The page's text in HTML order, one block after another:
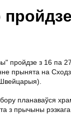
пройдзе з 16 па
прынята на
планаваўся
прычыны рэзкага